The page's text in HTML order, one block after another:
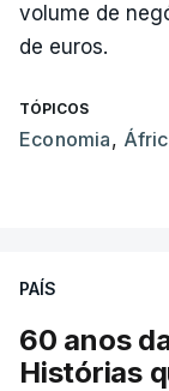
volume de
de euros.
TÓPICOS
Economia,
PAÍS
60 anos
Histórias